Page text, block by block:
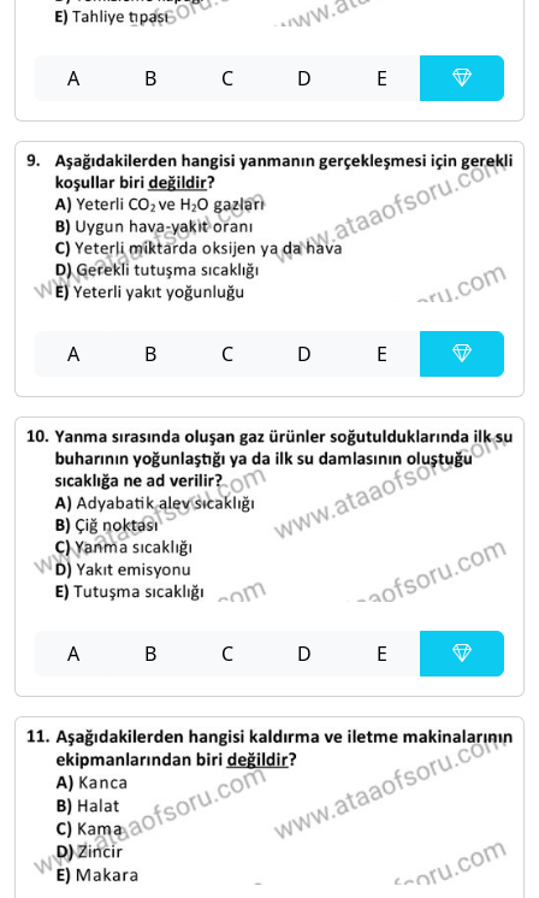
A B C D E
A B C D E
A B C D E